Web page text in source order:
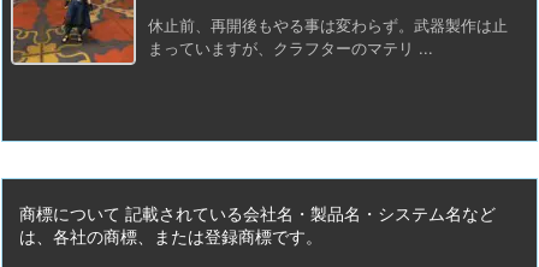
休止前、再開後もやる事は変わらず。武器製作は止
まっていますが、クラフターのマテリ ...
商標について 記載されている会社名・製品名・システム名など
は、各社の商標、または登録商標です。